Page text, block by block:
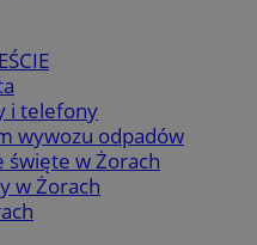
i telefony
wywozu odpadów
święte w Żorach
w Żorach